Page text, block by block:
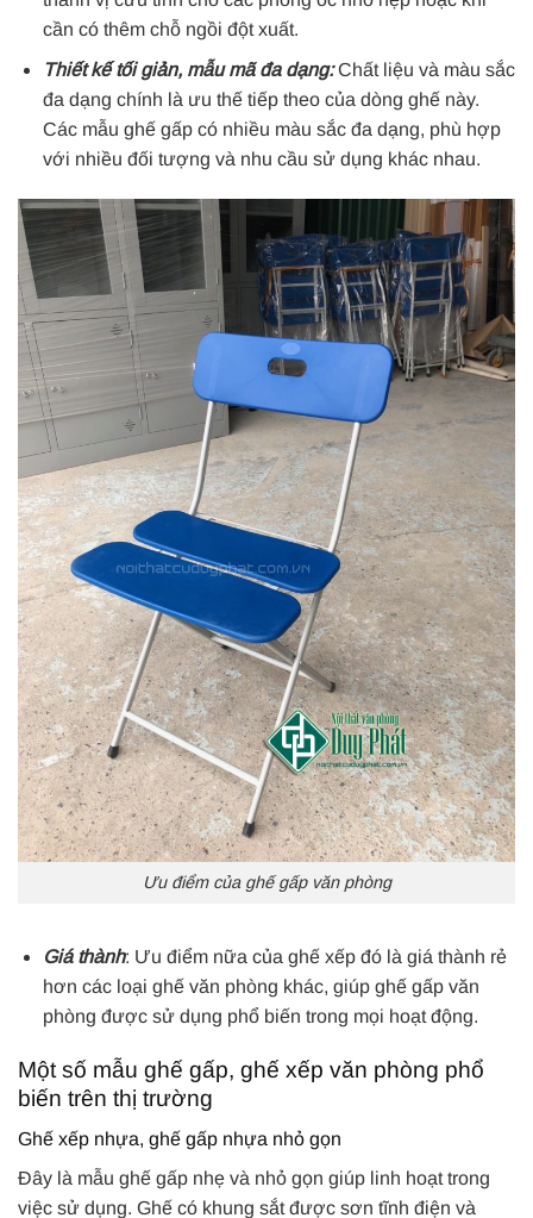
cần có thêm chỗ ngồi đột xuất.
Thiết kế tối giản, mẫu mã đa dạng:Chất liệu và màu sắc
đa dạng chính là ưu thế tiếp theo của dòng ghế này.
Các mẫu ghế gấp có nhiều màu sắc đa dạng, phù hợp
với nhiều đối tượng và nhu cầu sử dụng khác nhau.
Ưu điểm của ghế gấp văn phòng
Giá thành: Ưu điểm nữa của ghế xếp đó là giá thành rẻ
hơn các loại ghế văn phòng khác, giúp ghế gấp văn
phòng được sử dụng phổ biến trong mọi hoạt động.
Một số mẫu ghế gấp, ghế xếp văn phòng phổ
biến trên thị trường
Ghế xếp nhựa, ghế gấp nhựa nhỏ gọn
Đây là mẫu ghế gấp nhẹ và nhỏ gọn giúp linh hoạt trong
việc sử dụng. Ghế có khung sắt được sơn tĩnh điện và